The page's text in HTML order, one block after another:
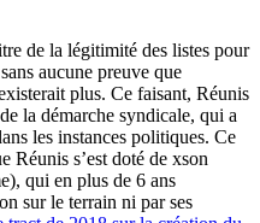
de la légitimité des listes pour
aucune preuve que
plus. Ce faisant, Réunis
la démarche syndicale, qui a
les instances politiques. Ce
Réunis s’est doté de xson
qui en plus de 6 ans
sur le terrain ni par ses